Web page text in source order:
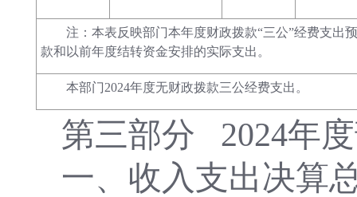
注：本表反映部门本年度财政拨款“三公”经费支出
款和以前年度结转资金安排的实际支出。
本部门2024年度无财政拨款三公经费支出。
第三部分
2024年
一、收入支出决算